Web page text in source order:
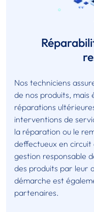
Nos techniciens
de nos produits, mais
réparations
interventions de
la réparation ou le
deffectueux en
gestion responsable
des produits par leur
démarche est
partenaires.